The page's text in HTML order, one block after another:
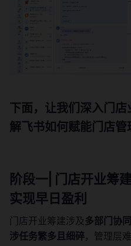
下面，让我们深入门
解飞书如何赋能门店管
阶段一⎜门店开业筹
实现早日盈利
门店开业筹建涉及 多部门协
涉任务繁多且细碎，管理层